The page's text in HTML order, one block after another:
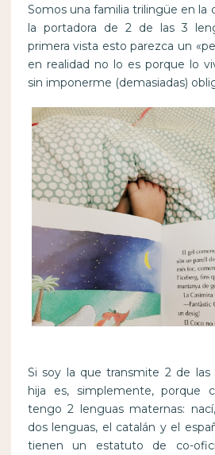
Somos una familia trilingüe en la
la portadora de 2 de las 3
primera vista esto parezca un
en realidad no lo es porque lo
sin imponerme (demasiadas)
Si soy la que transmite 2 de las
hija es, simplemente, porque
tengo 2 lenguas maternas:
dos lenguas, el catalán y el
tienen un estatuto de co-